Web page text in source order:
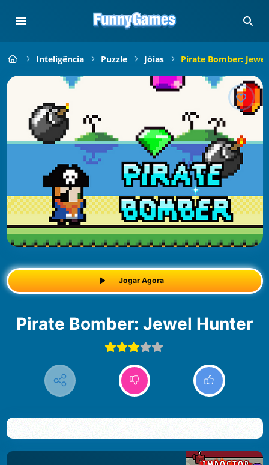
Inteligência Puzzle Jóias Pirate Bomber:
Jogar Agora
Pirate Bomber: Jewel Hunter